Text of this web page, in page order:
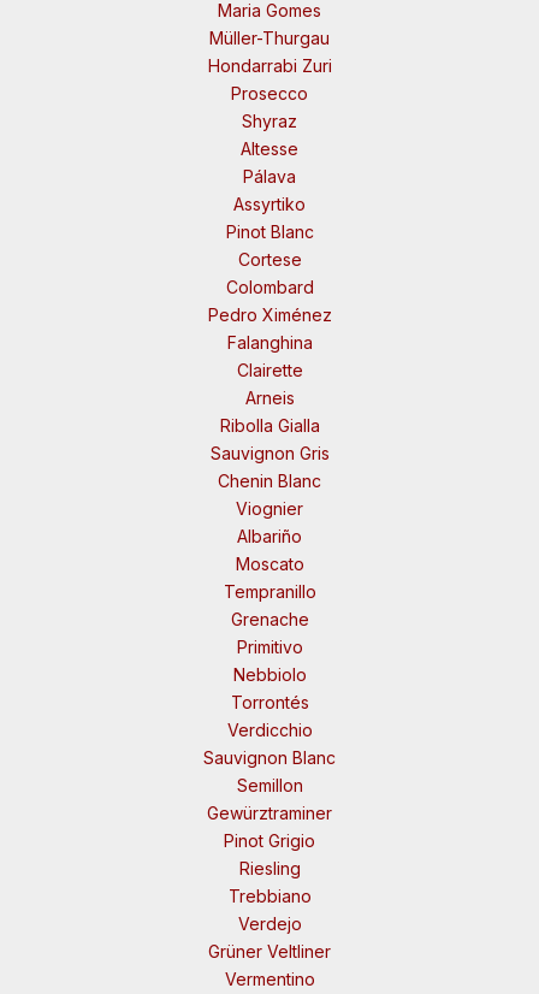
Maria Gomes
Müller-Thurgau
Hondarrabi Zuri
Prosecco
Shyraz
Altesse
Pálava
Assyrtiko
Pinot Blanc
Cortese
Colombard
Pedro Ximénez
Falanghina
Clairette
Arneis
Ribolla Gialla
Sauvignon Gris
Chenin Blanc
Viognier
Albariño
Moscato
Tempranillo
Grenache
Primitivo
Nebbiolo
Torrontés
Verdicchio
Sauvignon Blanc
Semillon
Gewürztraminer
Pinot Grigio
Riesling
Trebbiano
Verdejo
Grüner Veltliner
Vermentino